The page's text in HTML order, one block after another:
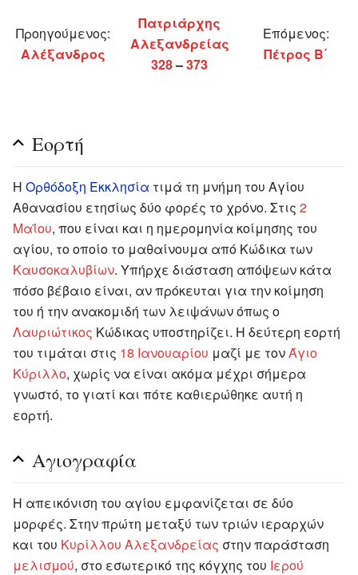
Προηγούμενος:
Αλέξανδρος
Πατριάρχης
Αλεξανδρείας
328–373
Επόμενος:
Πέτρος Β΄
Εορτή
Η Ορθόδοξη Εκκλησία τιμά τη μνήμη του Αγίου
Αθανασίου ετησίως δύο φορές το χρόνο. Στις 2
Μαΐου, που είναι και η ημερομηνία κοίμησης του
αγίου, το οποίο το μαθαίνουμα από Κώδικα των
Καυσοκαλυβίων. Υπήρχε διάσταση απόψεων κάτα
πόσο βέβαιο είναι, αν πρόκευται για την κοίμηση
του ή την ανακομιδή των λειψάνων όπως ο
Λαυριώτικος Κώδικας υποστηρίζει. Η δεύτερη εορτή
του τιμάται στις 18 Ιανουαρίου μαζί με τονΆγιο
Κύριλλο, χωρίς να είναι ακόμα μέχρι σήμερα
γνωστό, το γιατί και πότε καθιερώθηκε αυτή η
εορτή.
Αγιογραφία
Η απεικόνιση του αγίου εμφανίζεται σε δύο
μορφές. Στην πρώτη μεταξύ των τριών ιεραρχών
και του Κυρίλλου Αλεξανδρείας στην παράσταση
μελισμού, στο εσωτερικό της κόγχης του Ιερού